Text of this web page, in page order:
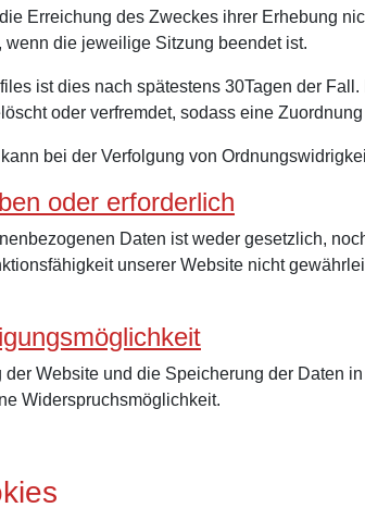
Erreichung des Zweckes ihrer Erhebung
die jeweilige Sitzung beendet ist.
ist dies nach spätestens 30Tagen der
oder verfremdet, sodass eine
bei der Verfolgung von
oder erforderlich
Daten ist weder gesetzlich,
unserer Website nicht
Website und die Speicherung der Daten
Widerspruchsmöglichkeit.